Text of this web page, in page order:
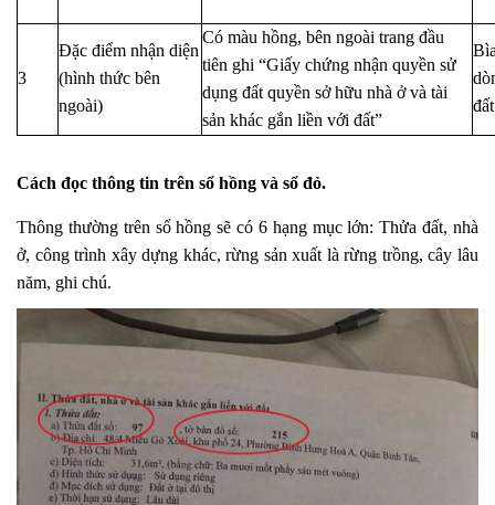
3
Đặc điểm nhận diện
(hình thức bên
ngoài)
Có màu hồng, bên ngoài trang đầu
tiên ghi “Giấy chứng nhận quyền sử
dụng đất quyền sở hữu nhà ở và tài
sản khác gắn liền với đất”
Cách đọc thông tin trên sổ hồng và sổ đỏ.
Thông thường trên sổ hồng sẽ có 6 hạng mục lớn: Thửa đất, nhà
ở, công trình xây dựng khác, rừng sản xuất là rừng trồng, cây lâu
năm, ghi chú.